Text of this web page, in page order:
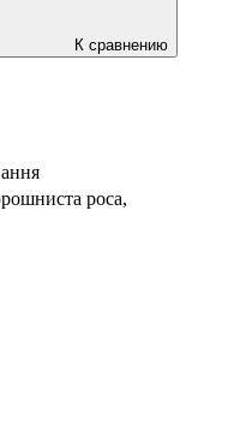
К сравнению
роса,